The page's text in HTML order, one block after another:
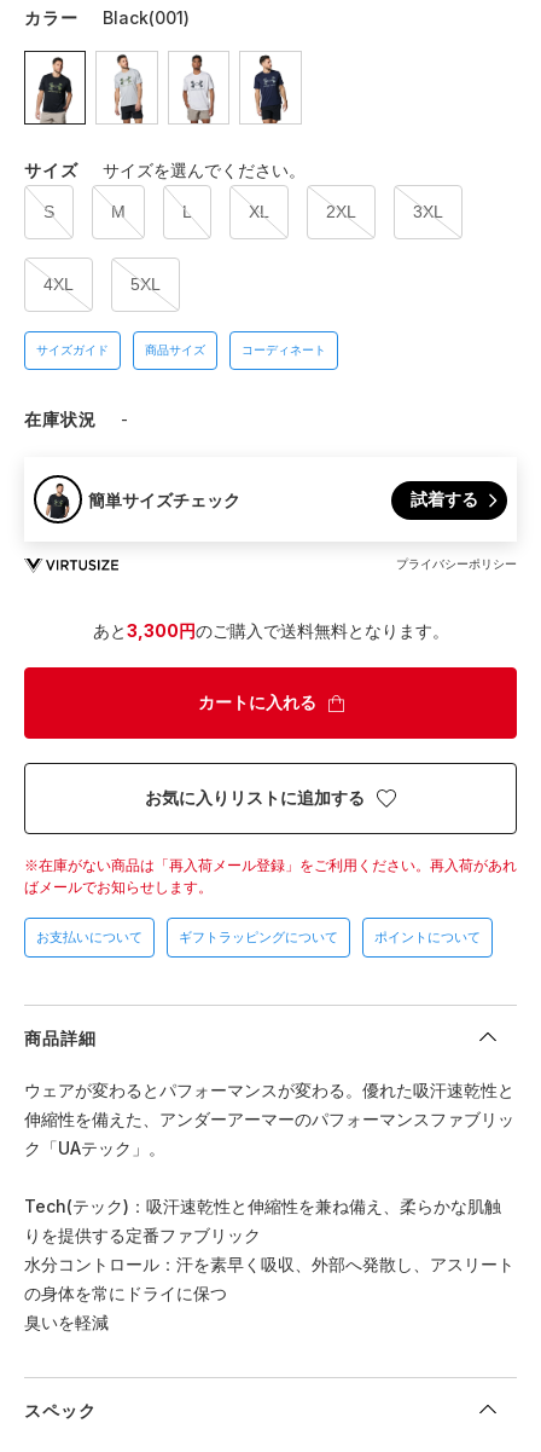
カラー
Black(001)
サイズ サイズを選んでください。
S M L XL 2XL 3XL
4XL 5XL
サイズガイド 商品サイズ コーディネート
在庫状況 -
簡単サイズチェック 試着する
プライバシーポリシー
あと3,300円のご購入で送料無料となります。
カートに入れる
お気に入りリストに追加する
在庫がない商品は「再入荷メール登録」をご利用ください。 再入荷があれ
ばメールでお知らせします。
お支払いについて ギフトラッピングについて ポイントについて
商品詳細
ウェアが変わるとパフォーマンスが変わる。優れた吸汗速乾性と
伸縮性を備えた、アンダーアーマーのパフォーマンスファブリッ
ク「UAテック」。
Tech(テック)：吸汗速乾性と伸縮性を兼ね備え、柔らかな肌触
りを提供する定番ファブリック
水分コントロール：汗を素早く吸収、外部へ発散し、アスリート
の身体を常にドライに保つ
臭いを軽減
スペック